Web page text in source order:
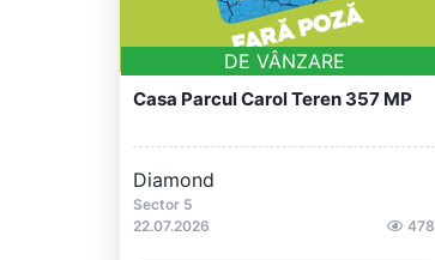
DE VÂNZARE
Casa Parcul Carol Teren 357 MP
Diamond
Sector 5
22.07.2026
478